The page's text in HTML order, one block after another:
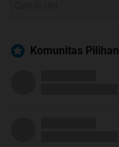
Komunitas Pilihan